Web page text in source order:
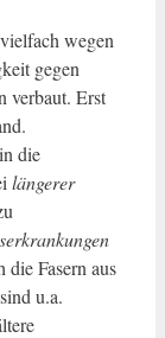
wegen
gegen
verbaut. Erst
die
längerer
die Fasern aus
u.a.